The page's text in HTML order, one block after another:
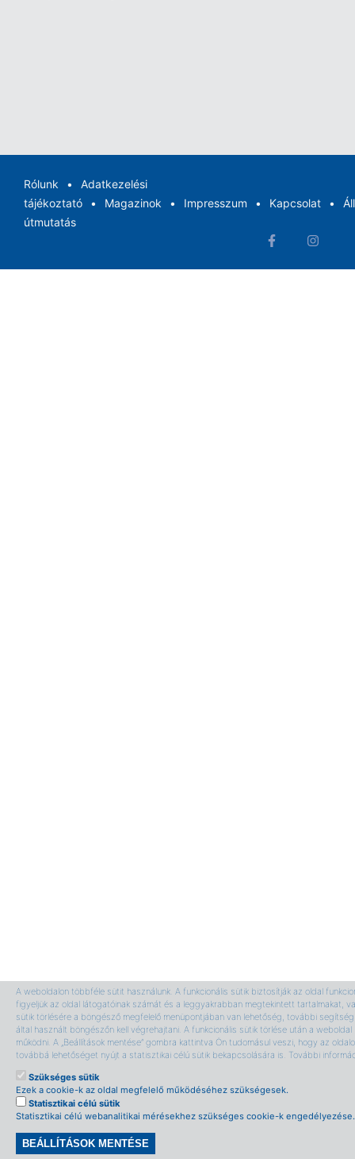
Rólunk
Adatkezelési
tájékoztató
Magazinok Impresszum Kapcsolat
útmutatás
A weboldalon többféle sütit használunk. A funkcionális sütik biztosítják az oldal
figyeljük az oldal látogatóinak számát és a leggyakrabban megtekintett tartalmakat,
sütik törlésére a böngésző megfelelő menüpontjában van lehetőség, további
által használt böngészőn kell végrehajtani. A funkcionális sütik törlése után a
működni. A „Beállítások mentése” gombra kattintva Ön tudomásul veszi, hogy az
továbbá lehetőséget nyújt a statisztikai célú sütik bekapcsolására is. További
Szükséges sütik
Ezek a cookie-k az oldal megfelelő működéséhez szükségesek.
Statisztikai célú sütik
Statisztikai célú webanalitikai mérésekhez szükséges cookie-k engedélyezése.
BEÁLLÍTÁSOK MENTÉSE